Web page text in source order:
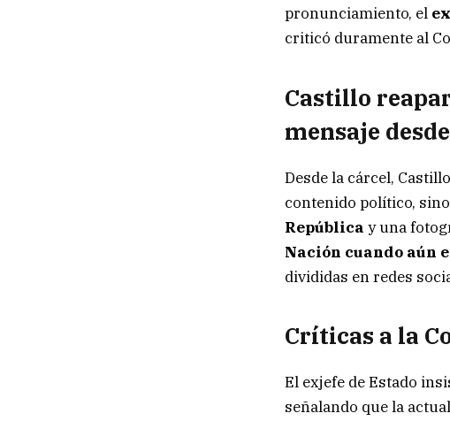
pronunciamiento, el
criticó duramente al
Castillo
mensaje
Desde la cárcel,
contenido político,
República y una
Nación cuando aún
divididas en redes
Críticas a la
El exjefe de Estado
señalando que la